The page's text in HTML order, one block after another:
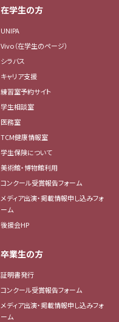
在学生の方
UNIPA
Vivo（在学生のページ）
シラバス
キャリア支援
練習室予約サイト
学生相談室
医務室
TCM健康情報室
学生保険について
美術館・博物館利用
コンクール受賞報告フォーム
メディア出演・掲載情報申し込みフォ
ーム
後援会HP
卒業生の方
証明書発行
コンクール受賞報告フォーム
メディア出演・掲載情報申し込みフォ
ーム